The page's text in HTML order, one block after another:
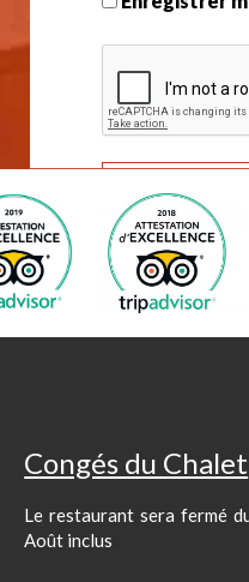
Congés du Chalet
Le restaurant sera fermé
Août inclus